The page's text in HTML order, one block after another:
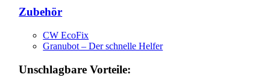
Zubehör
CW EcoFix
Granubot – Der schnelle Helfer
Unschlagbare Vorteile: